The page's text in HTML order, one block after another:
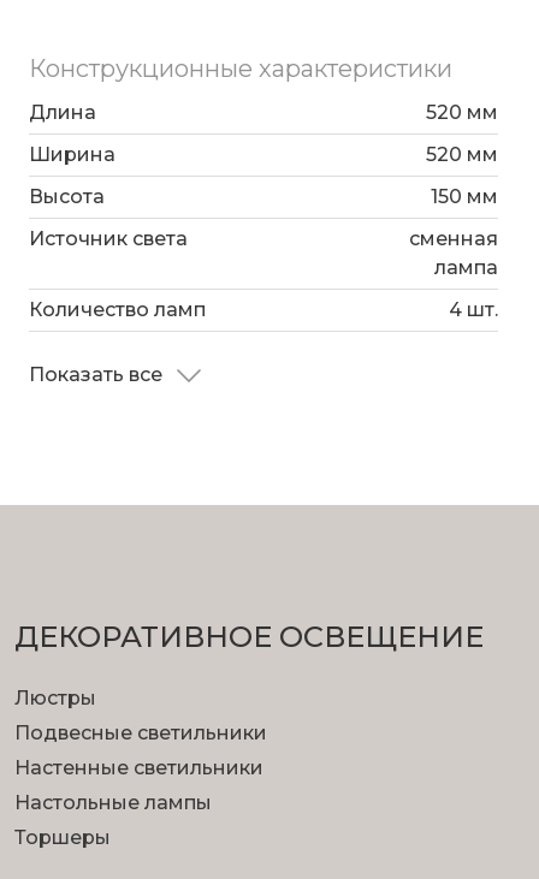
Конструкционные характеристики
Длина
520 мм
Ширина
520 мм
Высота
150 мм
Источник света
сменная
лампа
Количество ламп
4 шт.
Показать все
ДЕКОРАТИВНОЕ ОСВЕЩЕНИЕ
Люстры
Подвесные светильники
Настенные светильники
Настольные лампы
Торшеры